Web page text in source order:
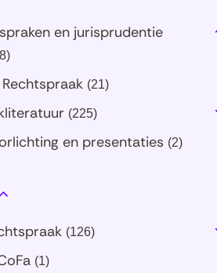
en jurisprudentie
)
Rechtspraak (21)
(225)
en presentaties (2)
(126)
(1)